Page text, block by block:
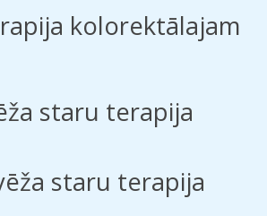
kolorektālajam
staru terapija
staru terapija